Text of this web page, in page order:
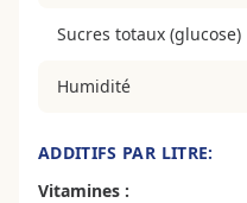
Sucres totaux (glucose)
Humidité
ADDITIFS PAR LITRE:
Vitamines :